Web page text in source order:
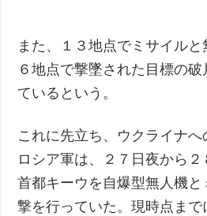
また、１３地点でミサイルと
６地点で撃墜された目標の
ているという。
これに先立ち、ウクライナ
ロシア軍は、２７日夜から
首都キーウを自爆型無人機
撃を行っていた。現時点ま